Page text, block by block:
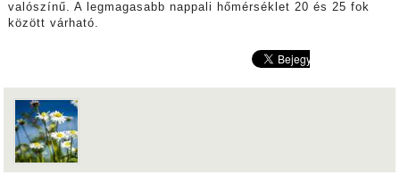
valószínű. A legmagasabb nappali hőmérséklet 20 és 25 fok
között várható.